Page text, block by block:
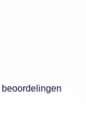
beoordelingen